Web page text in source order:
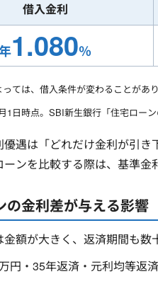
借入金利
1.080％
ては、借入条件が変わることがあり
1日時点。SBI新生銀行「住宅ロー
優遇は「どれだけ金利が引
ンを比較する際は、基準金
の金利差が与える影響
額が大きく、返済期間も数
円・35年返済・元利均等返